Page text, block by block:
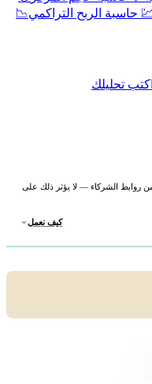
حاسبة الربح التراكمي 📉
تحليلك
روابط الشركاء — لا يؤثر ذلك على
كيف نعمل